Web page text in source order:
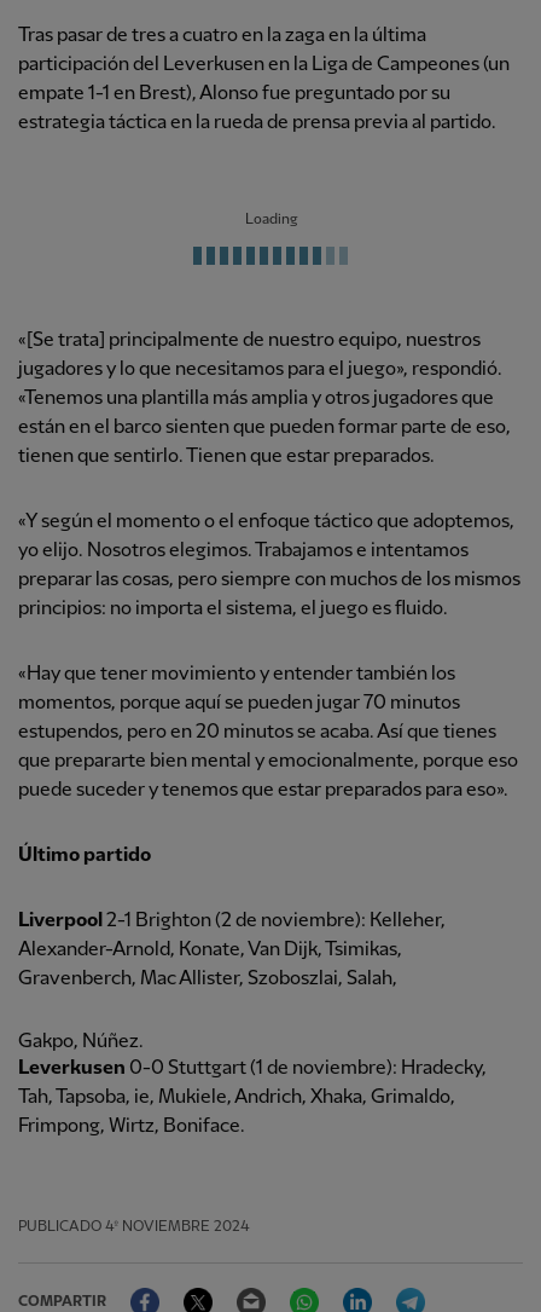
Tras pasar de tres a cuatro en la zaga en la última
participación del Leverkusen en la Liga de Campeones (un
empate 1-1 en Brest), Alonso fue preguntado por su
estrategia táctica en la rueda de prensa previa al partido.
Loading
«[Se trata] principalmente de nuestro equipo, nuestros
jugadores y lo que necesitamos para el juego», respondió.
«Tenemos una plantilla más amplia y otros jugadores que
están en el barco sienten que pueden formar parte de eso,
tienen que sentirlo. Tienen que estar preparados.
«Y según el momento o el enfoque táctico que adoptemos,
yo elijo. Nosotros elegimos. Trabajamos e intentamos
preparar las cosas, pero siempre con muchos de los mismos
principios: no importa el sistema, el juego es fluido.
«Hay que tener movimiento y entender también los
momentos, porque aquí se pueden jugar 70 minutos
estupendos, pero en 20 minutos se acaba. Así que tienes
que prepararte bien mental y emocionalmente, porque eso
puede suceder y tenemos que estar preparados para eso».
Último partido
Liverpool 2-1 Brighton (2 de noviembre): Kelleher,
Alexander-Arnold, Konate, Van Dijk, Tsimikas,
Gravenberch, Mac Allister, Szoboszlai, Salah,
Gakpo, Núñez.
Leverkusen 0-0 Stuttgart (1 de noviembre): Hradecky,
Tah, Tapsoba, ie, Mukiele, Andrich, Xhaka, Grimaldo,
Frimpong, Wirtz, Boniface.
PUBLICADO 4º NOVIEMBRE 2024
COMPARTIR
FacebookTwitter Email WhatsAppLinkedIn